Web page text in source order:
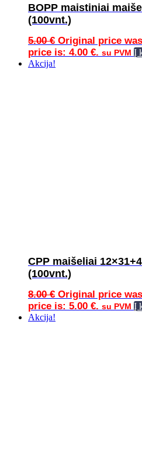
BOPP maistiniai
(100vnt.)
5.00€ Original price
price is: 4.00 €. su PVM Į
Akcija!
CPP maišeliai
(100vnt.)
8.00€ Original price
price is: 5.00 €. su PVM Į
Akcija!